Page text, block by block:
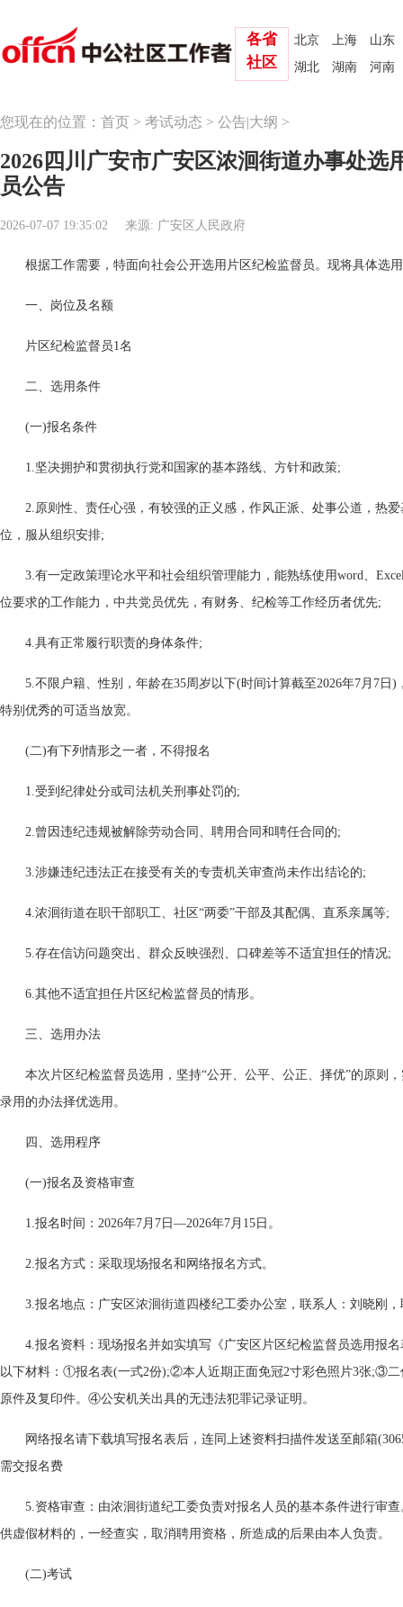
北京 上海
山东
湖北
湖南 河南
各省
社区
您现在的位置： 首页 > 考试动态 > 公告|大纲 >
2026四川广安市广安区浓洄街道办事处选
员公告
2026-07-07 19:35:02 来源: 广安区人民政府
根据工作需要，特面向社会公开选用片区纪检监督员。现将具体选
一、岗位及名额
片区纪检监督员1名
二、选用条件
(一)报名条件
1.坚决拥护和贯彻执行党和国家的基本路线、方针和政策;
2.原则性、责任心强，有较强的正义感，作风正派、处事公道，热
位，服从组织安排;
3.有一定政策理论水平和社会组织管理能力，能熟练使用word、
位要求的工作能力，中共党员优先，有财务、纪检等工作经历者优先;
4.具有正常履行职责的身体条件;
5.不限户籍、性别，年龄在35周岁以下(时间计算截至2026年7月7日
特别优秀的可适当放宽。
(二)有下列情形之一者，不得报名
1.受到纪律处分或司法机关刑事处罚的;
2.曾因违纪违规被解除劳动合同、聘用合同和聘任合同的;
3.涉嫌违纪违法正在接受有关的专责机关审查尚未作出结论的;
4.浓洄街道在职干部职工、社区“两委”干部及其配偶、直系亲属等;
5.存在信访问题突出、群众反映强烈、口碑差等不适宜担任的情况;
6.其他不适宜担任片区纪检监督员的情形。
三、选用办法
本次片区纪检监督员选用，坚持“公开、公平、公正、择优”的原则
录用的办法择优选用。
四、选用程序
(一)报名及资格审查
1.报名时间：2026年7月7日—2026年7月15日。
2.报名方式：采取现场报名和网络报名方式。
3.报名地点：广安区浓洄街道四楼纪工委办公室，联系人：刘晓刚，
4.报名资料：现场报名并如实填写《广安区片区纪检监督员选用报
以下材料：①报名表(一式2份);②本人近期正面免冠2寸彩色照片3张;③二
原件及复印件。④公安机关出具的无违法犯罪记录证明。
网络报名请下载填写报名表后，连同上述资料扫描件发送至邮箱
需交报名费
5.资格审查：由浓洄街道纪工委负责对报名人员的基本条件进行审
供虚假材料的，一经查实，取消聘用资格，所造成的后果由本人负责。
(二)考试